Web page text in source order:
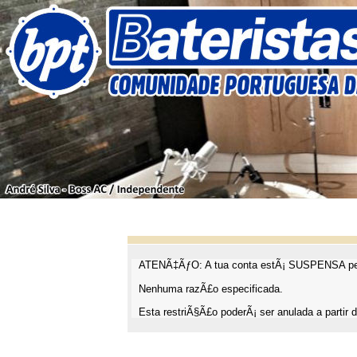
ATENÃ‡ÃƒO: A tua conta estÃ¡ SUSPENSA
Nenhuma razÃ£o especificada.
Esta restriÃ§Ã£o poderÃ¡ ser anulada a partir